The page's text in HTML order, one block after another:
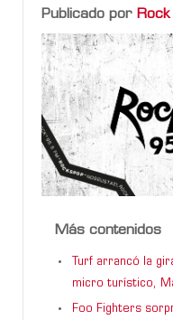
Publicado por
Más contenidos
Turf arrancó la
micro turístico,
Foo Fighters